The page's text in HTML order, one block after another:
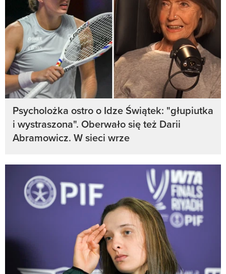
Psycholożka ostro o Idze Świątek: "głupiutka
i wystraszona". Oberwało się też Darii
Abramowicz. W sieci wrze